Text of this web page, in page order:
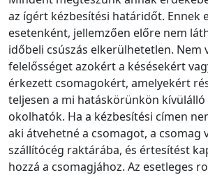
az ígért kézbesítési határidőt. Ennek
esetenként, jellemzően előre nem
időbeli csúszás elkerülhetetlen. Nem
felelősséget azokért a késésekért
érkezett csomagokért, amelyekért
teljesen a mi hatáskörünkön
okolhatók. Ha a kézbesítési címen
aki átvehetné a csomagot, a csomag
szállítócég raktárába, és értesítést
hozzá a csomagjához. Az esetleges